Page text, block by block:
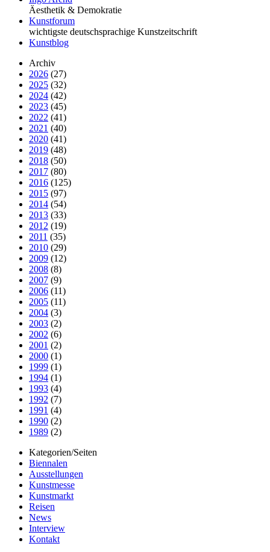
Äesthetik & Demokratie
Kunstforum
wichtigste deutschsprachige Kunstzeitschrift
Kunstblog
Archiv
2026 (27)
2025 (32)
2024 (42)
2023 (45)
2022 (41)
2021 (40)
2020 (41)
2019 (48)
2018 (50)
2017 (80)
2016 (125)
2015 (97)
2014 (54)
2013 (33)
2012 (19)
2011 (35)
2010 (29)
2009 (12)
2008 (8)
2007 (9)
2006 (11)
2005 (11)
2004 (3)
2003 (2)
2002 (6)
2001 (2)
2000 (1)
1999 (1)
1994 (1)
1993 (4)
1992 (7)
1991 (4)
1990 (2)
1989 (2)
Kategorien/Seiten
Biennalen
Ausstellungen
Kunstmesse
Kunstmarkt
Reisen
News
Interview
Kontakt